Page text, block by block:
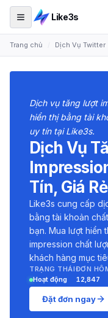
Like3s
Trang chủ Dịch Vụ Twitter
Dịch vụ tăng lượt
hiển thị bằng tài
uy tín tại Like3s.
Dịch Vụ
Tín, Giá
Like3s cung cấp
bằng tài khoản
bạn. Mua lượt hiển
impression chất
khách hàng mục
TRẠNG THÁI
Hoạt động
ĐƠN
12,847
Đặt đơn ngay